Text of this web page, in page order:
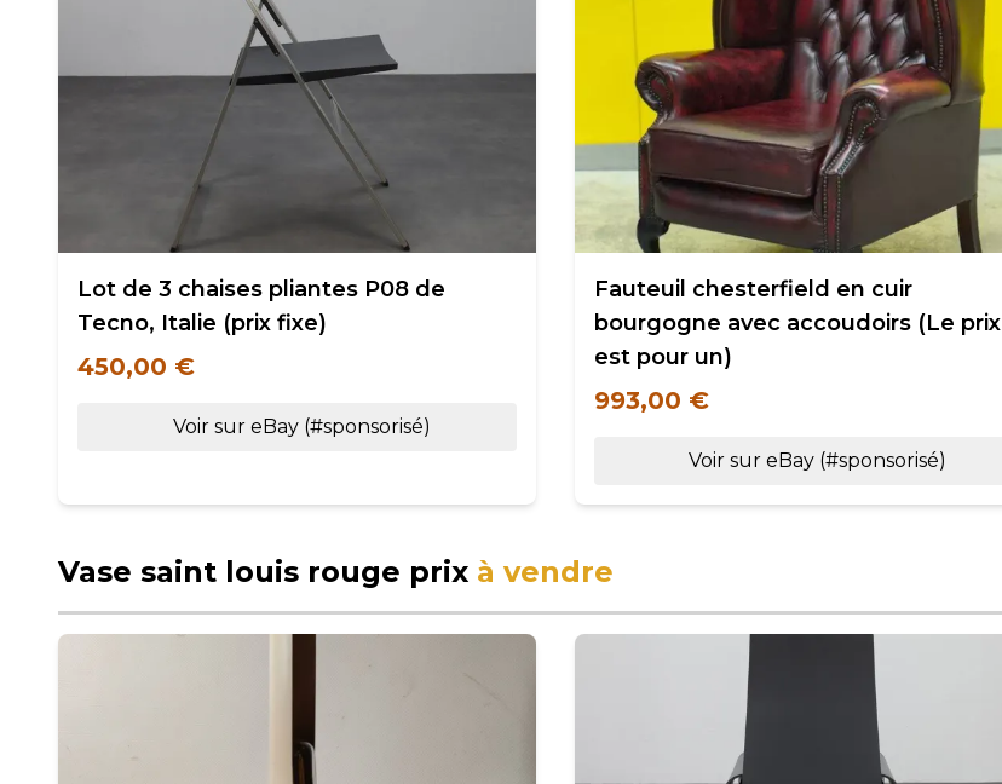
Lot de 3 chaises pliantes P08 de
Tecno, Italie (prix fixe)
450,00 €
Voir sur eBay (#sponsorisé)
Fauteuil chesterfield en cuir
bourgogne avec accoudoirs (Le prix
est pour un)
993,00 €
Voir sur eBay (#sponsorisé)
Vase saint louis rouge prix à vendre